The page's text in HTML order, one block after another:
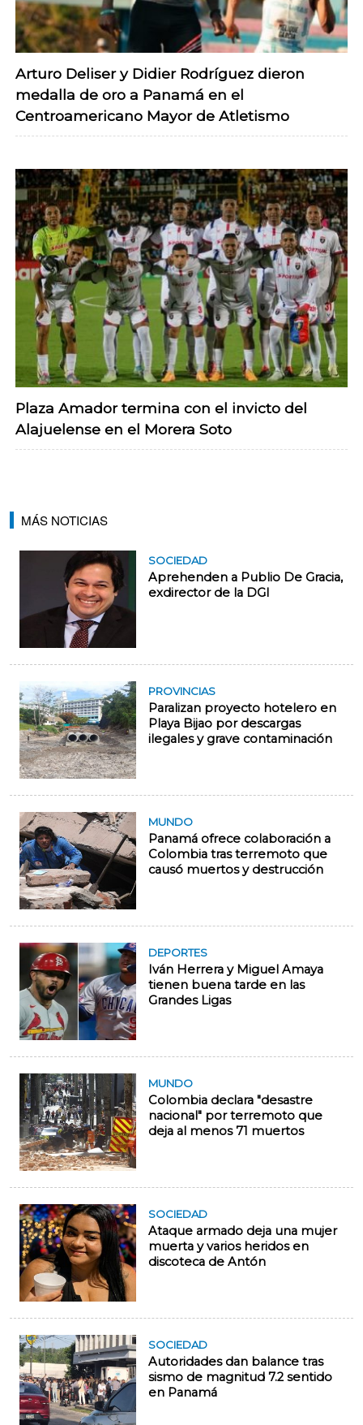
Arturo Deliser y Didier Rodríguez dieron
medalla de oro a Panamá en el
Centroamericano Mayor de Atletismo
Plaza Amador termina con el invicto del
Alajuelense en el Morera Soto
MÁS NOTICIAS
SOCIEDAD
Aprehenden a Publio De Gracia,
exdirector de la DGI
PROVINCIAS
Paralizan proyecto hotelero en
Playa Bijao por descargas
ilegales y grave contaminación
MUNDO
Panamá ofrece colaboración a
Colombia tras terremoto que
causó muertos y destrucción
DEPORTES
Iván Herrera y Miguel Amaya
tienen buena tarde en las
Grandes Ligas
MUNDO
Colombia declara "desastre
nacional" por terremoto que
deja al menos 71 muertos
SOCIEDAD
Ataque armado deja una mujer
muerta y varios heridos en
discoteca de Antón
SOCIEDAD
Autoridades dan balance tras
sismo de magnitud 7.2 sentido
en Panamá